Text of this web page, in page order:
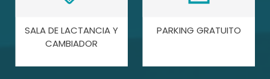
SALA DE LACTANCIA Y
CAMBIADOR
PARKING GRATUITO